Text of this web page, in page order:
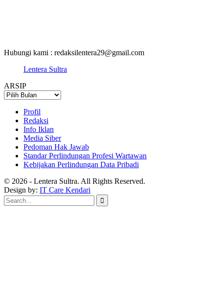
Hubungi kami : redaksilentera29@gmail.com
Lentera Sultra
ARSIP
ARSIP
Profil
Redaksi
Info Iklan
Media Siber
Pedoman Hak Jawab
Standar Perlindungan Profesi Wartawan
Kebijakan Perlindungan Data Pribadi
© 2026 - Lentera Sultra. All Rights Reserved.
Design by: IT Care Kendari